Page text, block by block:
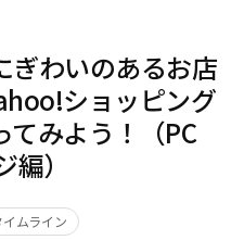
ぎわいのあるお店
ショッピング
みよう！（PC
）
ムライン